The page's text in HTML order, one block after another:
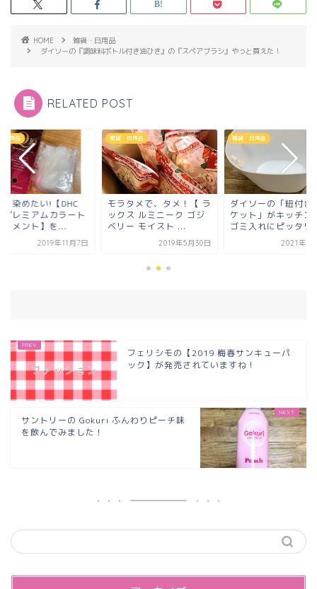
HOME
雑貨・日用品
ダイソーの『調味料ボトル付き油ひき』の『スペアブラシ』やっと買えた！
RELATED POST
日用品
を染めたい!【DHC
レミアムカラート
トメント】を...
2019年11月7日
雑貨・日用品
モラタメで、タメ！【 ラ
ックス ルミニーク ゴジ
ベリー モイスト ...
2019年5月30日
雑貨・日用品
ダイソーの「紐付き
ケット」がキッチン
ゴミ入れにピッタリ
2021年6
フェリシモの【2019 梅春サンキューパ
ック】が発売されていますね！
サントリーの Gokuri ふんわりピーチ味
を飲んでみました！